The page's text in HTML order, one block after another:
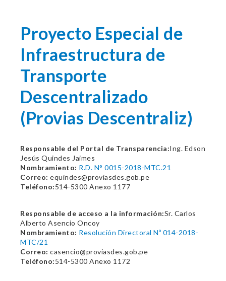
Proyecto Especial de
Infraestructura de
Transporte
Descentralizado
(Provias Descentraliz)
Responsable del Portal de Transparencia:Ing. Edson
Jesús Quindes Jaimes
Nombramiento: R.D. N° 0015-2018-MTC.21
Correo: equindes@proviasdes.gob.pe
Teléfono:514-5300 Anexo 1177
Responsable de acceso a la información:Sr. Carlos
Alberto Asencio Oncoy
Nombramiento: Resolución Directoral Nº 014-2018-
MTC/21
Correo: casencio@proviasdes.gob.pe
Teléfono:514-5300 Anexo 1172